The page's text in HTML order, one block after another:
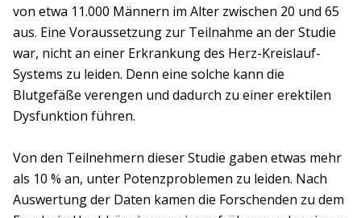
von etwa 11.000 Männern im Alter zwischen 20 und 65
aus. Eine Voraussetzung zur Teilnahme an der Studie
war, nicht an einer Erkrankung des Herz-Kreislauf-
Systems zu leiden. Denn eine solche kann die
Blutgefäße verengen und dadurch zu einer erektilen
Dysfunktion führen.
Von den Teilnehmern dieser Studie gaben etwas mehr
als 10 % an, unter Potenzproblemen zu leiden. Nach
Auswertung der Daten kamen die Forschenden zu dem